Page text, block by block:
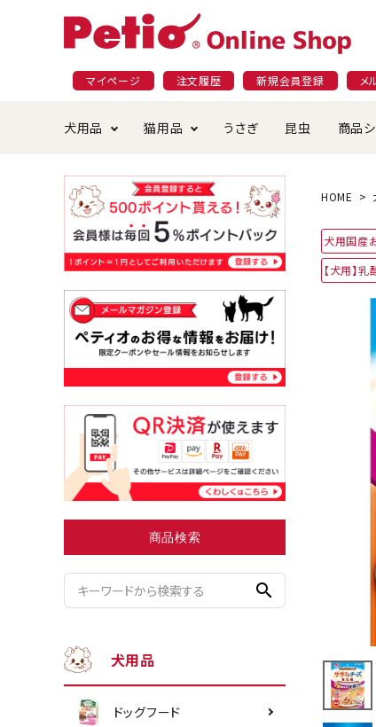
マイページ 注文履歴 新規会員登録 メ
犬用品
ドッグフード
ペットシーツ
おもちゃ
首輪・ハーネス・リード
猫用品
ごはん・おやつ
ベッド・ハウス・マット
食器・給水器
替え・交換パーツ
うさぎ 昆虫 商品
プラクト
夜のお散歩特集
国産フード&おやつ特集 穀物
じゃらして遊ぶ 引
ま
小型犬にオススメ ダ
ショッピングガイド
返品・交換について
商品検索
search
犬用品
ドッグフード
HOME
犬用国産
【犬用】